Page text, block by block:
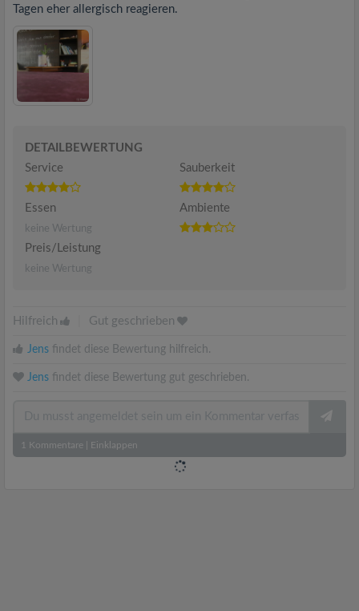
Tagen eher allergisch reagieren.
DETAILBEWERTUNG
Service
Sauberkeit
Essen
keine Wertung
Ambiente
Preis/Leistung
keine Wertung
Hilfreich Gut geschrieben
Jens findet diese Bewertung hilfreich.
Jens findet diese Bewertung gut geschrieben.
1 Kommentare Einklappen